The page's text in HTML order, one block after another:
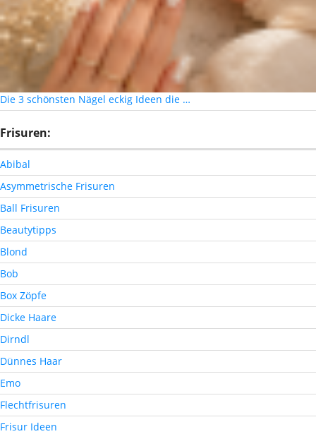
Die 3 schönsten Nägel eckig Ideen die …
Frisuren:
Abibal
Asymmetrische Frisuren
Ball Frisuren
Beautytipps
Blond
Bob
Box Zöpfe
Dicke Haare
Dirndl
Dünnes Haar
Emo
Flechtfrisuren
Frisur Ideen